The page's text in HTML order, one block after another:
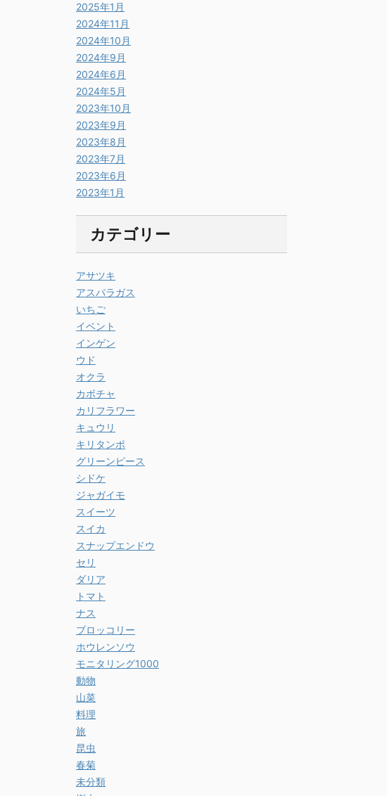
2025年1月
2024年11月
2024年10月
2024年9月
2024年6月
2024年5月
2023年10月
2023年9月
2023年8月
2023年7月
2023年6月
2023年1月
カテゴリー
アサツキ
アスパラガス
いちご
イベント
インゲン
ウド
オクラ
カボチャ
カリフラワー
キュウリ
キリタンポ
グリーンピース
シドケ
ジャガイモ
スイーツ
スイカ
スナップエンドウ
セリ
ダリア
トマト
ナス
ブロッコリー
ホウレンソウ
モニタリング1000
動物
山菜
料理
旅
昆虫
春菊
未分類